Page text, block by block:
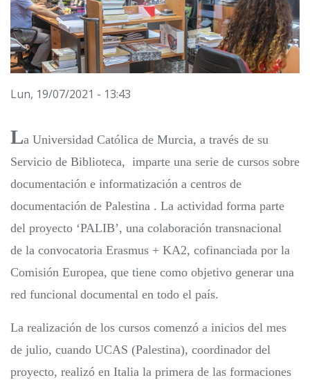
Lun, 19/07/2021 - 13:43
La Universidad Católica de Murcia, a través de su
Servicio de Biblioteca, imparte una serie de cursos sobre
documentación e informatización a centros de
documentación de Palestina . La actividad forma parte
del proyecto ‘PALIB’, una colaboración transnacional
de la convocatoria Erasmus + KA2, cofinanciada por la
Comisión Europea, que tiene como objetivo generar una
red funcional documental en todo el país.
La realización de los cursos comenzó a inicios del mes
de julio, cuando UCAS (Palestina), coordinador del
proyecto, realizó en Italia la primera de las formaciones